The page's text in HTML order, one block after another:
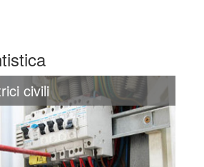
civili